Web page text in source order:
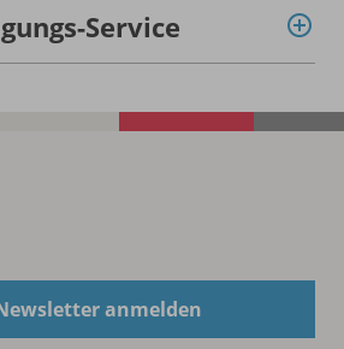
Service
anmelden